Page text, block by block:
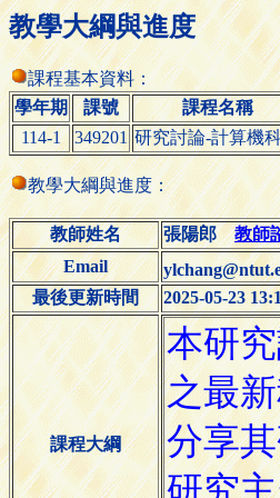
教學大綱與進度
課程基本資料：
學年期
課號 課程名稱
114-1
349201 研究討論-計算機
教學大綱與進度：
教師姓名 張陽郎教師
Email
最後更新時間
2025-05-23
課程大綱